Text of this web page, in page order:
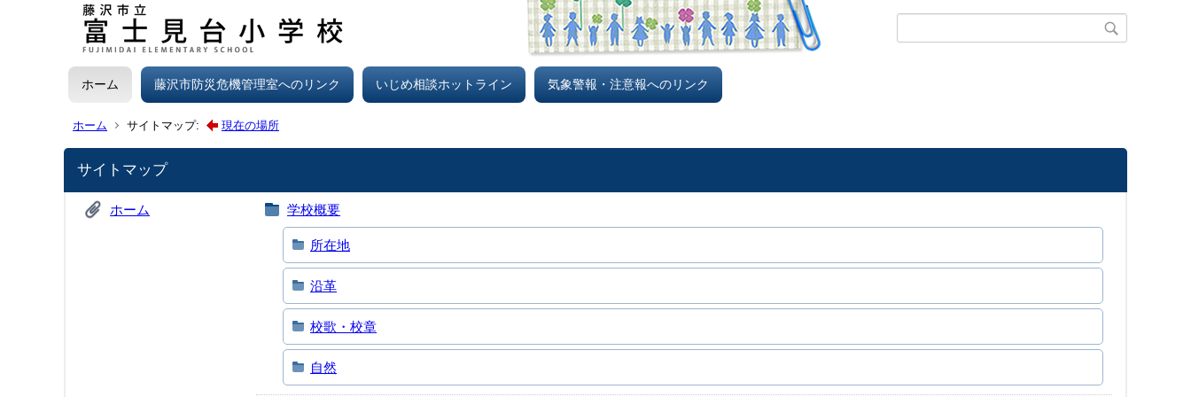
ホーム 藤沢市防災危機管理室へのリンク いじめ相談ホットライン 気象警報・注意報へのリンク
ホーム サイトマップ: 現在の場所
サイトマップ
ホーム 学校概要
所在地
沿革
校歌・校章
自然